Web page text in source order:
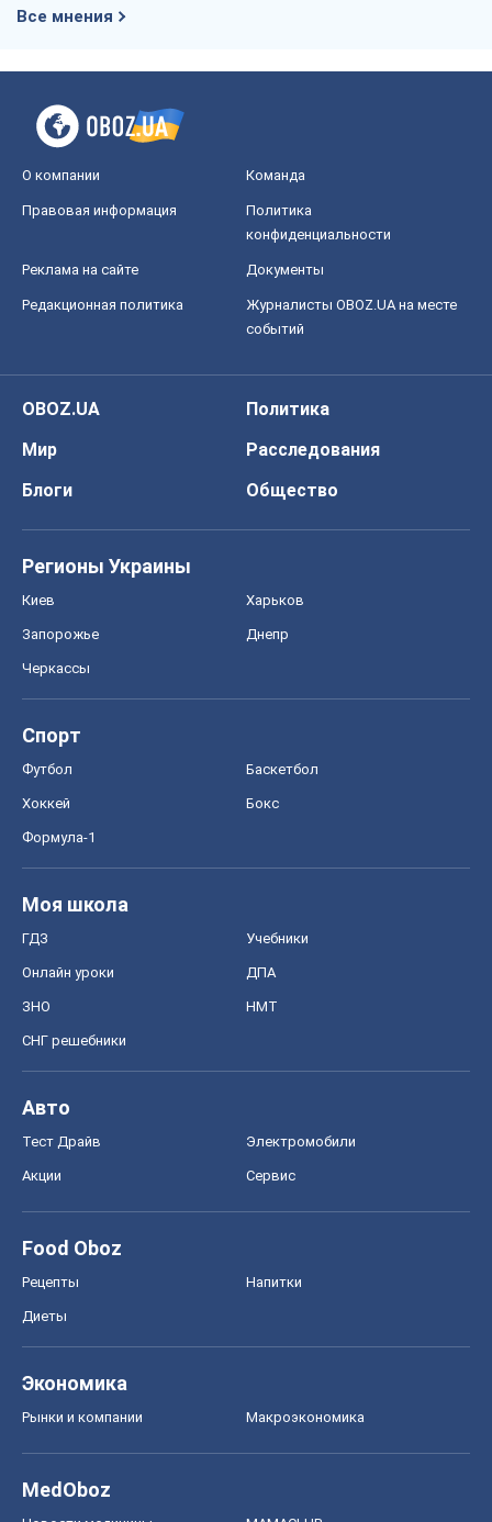
Все мнения
О компании Команда
Правовая информация
Политика
конфиденциальности
Реклама на сайте Документы
Редакционная политика
Журналисты OBOZ.UA на месте
событий
OBOZ.UA
Политика
Мир
Расследования
Блоги
Общество
Регионы Украины
Киев Харьков
Запорожье Днепр
Черкассы
Спорт
Футбол Баскетбол
Хоккей Бокс
Формула-1
Моя школа
ГДЗ Учебники
Онлайн уроки ДПА
ЗНО НМТ
СНГ решебники
Авто
Тест Драйв Электромобили
Акции Сервис
Food Oboz
Рецепты Напитки
Диеты
Экономика
Рынки и компании Mакроэкономика
MedOboz